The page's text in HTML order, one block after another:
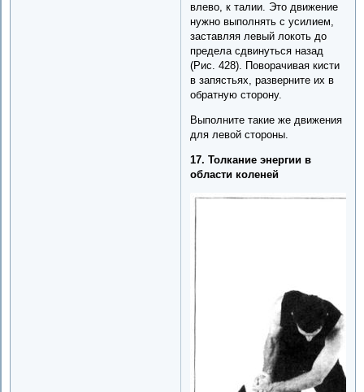
влево, к талии. Это движение
нужно выполнять с усилием,
заставляя левый локоть до
предела сдвинуться назад
(Рис. 428). Поворачивая кисти
в запястьях, разверните их в
обратную сторону.
Выполните такие же движения
для левой стороны.
17. Толкание энергии в
области коленей